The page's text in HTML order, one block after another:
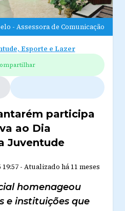
- Assessora de Comunicação
Esporte e Lazer
participa
ao Dia
Juventude
19:57- Atualizado há 11 meses
homenageou
e instituições que